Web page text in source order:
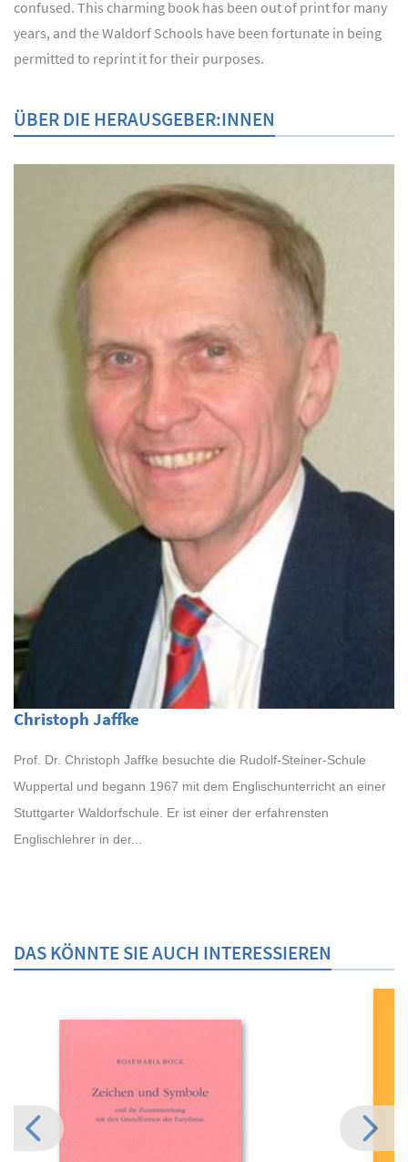
confused. This charming book has been out of print for many
years, and the Waldorf Schools have been fortunate in being
permitted to reprint it for their purposes.
ÜBER DIE HERAUSGEBER:INNEN
Christoph Jaffke
Prof. Dr. Christoph Jaffke besuchte die Rudolf-Steiner-Schule
Wuppertal und begann 1967 mit dem Englischunterricht an einer
Stuttgarter Waldorfschule. Er ist einer der erfahrensten
Englischlehrer in der...
DAS KÖNNTE SIE AUCH INTERESSIEREN